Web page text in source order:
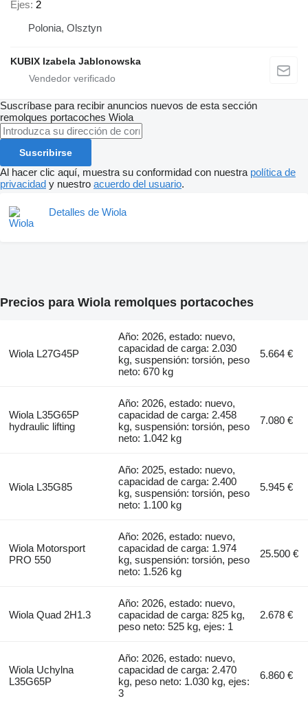
Ejes 2
Polonia, Olsztyn
KUBIX Izabela Jablonowska
Suscríbase para recibir anuncios nuevos de esta sección
remolques portacoches Wiola
Suscribirse
Al hacer clic aquí, muestra su conformidad con nuestra política de
privacidad y nuestro acuerdo del usuario.
Detalles de Wiola
Precios para Wiola remolques portacoches
Wiola L27G45P
Año: 2026, estado: nuevo,
capacidad de carga: 2.030
kg, suspensión: torsión, peso
neto: 670 kg
5.664 €
Wiola L35G65P
hydraulic lifting
Año: 2026, estado: nuevo,
capacidad de carga: 2.458
kg, suspensión: torsión, peso
neto: 1.042 kg
7.080 €
Wiola L35G85
Año: 2025, estado: nuevo,
capacidad de carga: 2.400
kg, suspensión: torsión, peso
neto: 1.100 kg
5.945 €
Wiola Motorsport
PRO 550
Año: 2026, estado: nuevo,
capacidad de carga: 1.974
kg, suspensión: torsión, peso
neto: 1.526 kg
25.500 €
Wiola Quad 2H1.3
Año: 2026, estado: nuevo,
capacidad de carga: 825 kg,
peso neto: 525 kg, ejes: 1
2.678 €
Wiola Uchylna
L35G65P
Año: 2026, estado: nuevo,
capacidad de carga: 2.470
kg, peso neto: 1.030 kg, ejes:
3
6.860 €